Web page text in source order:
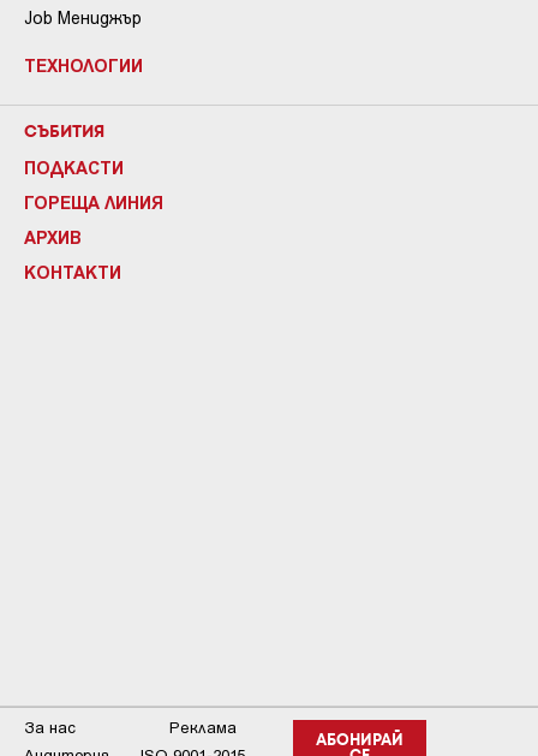
Job Мениджър
ТЕХНОЛОГИИ
СЪБИТИЯ
ПОДКАСТИ
ГОРЕЩА ЛИНИЯ
АРХИВ
КОНТАКТИ
АБОНИРАЙ
За нас
Реклама